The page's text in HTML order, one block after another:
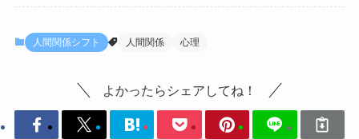
人間関係シフト 人間関係 心理
よかったらシェアしてね！